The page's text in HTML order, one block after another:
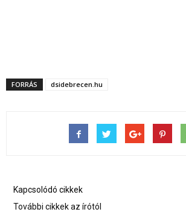
FORRÁS dsidebrecen.hu
Kapcsolódó cikkek
További cikkek az írótól